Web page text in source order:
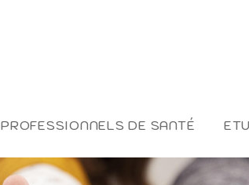
PROFESSIONNELS DE SANTÉ